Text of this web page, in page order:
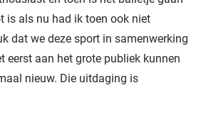
is als nu had ik toen ook niet
dat we deze sport in samenwerking
eerst aan het grote publiek kunnen
nieuw. Die uitdaging is